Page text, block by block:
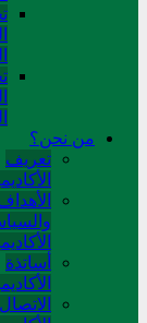
من نحن؟
تعريف
أساتذة